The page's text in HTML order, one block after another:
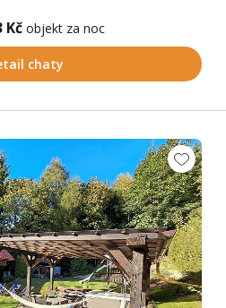
Kč objekt za noc
chaty